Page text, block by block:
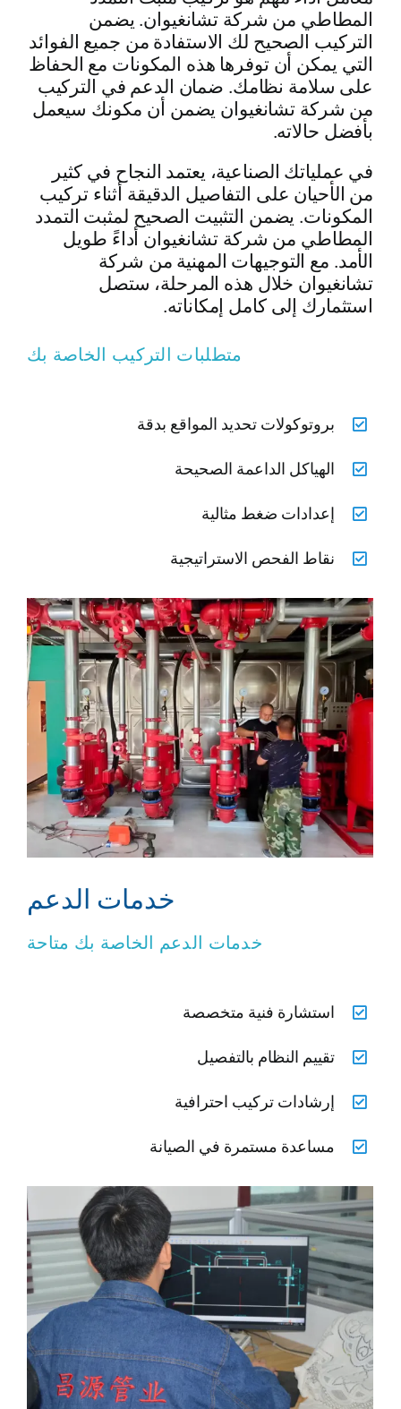
المطاطي من شركة تشانغيوان. يضمن
التركيب الصحيح لك الاستفادة من جميع الفوائد
التي يمكن أن توفرها هذه المكونات مع الحفاظ
على سلامة نظامك. ضمان الدعم في التركيب
من شركة تشانغيوان يضمن أن مكونك سيعمل
بأفضل حالاته.
في عملياتك الصناعية، يعتمد النجاح في كثير
من الأحيان على التفاصيل الدقيقة أثناء تركيب
المكونات. يضمن التثبيت الصحيح لمثبت التمدد
المطاطي من شركة تشانغيوان أداءً طويل
الأمد. مع التوجيهات المهنية من شركة
تشانغيوان خلال هذه المرحلة، ستصل
استثمارك إلى كامل إمكاناته.
متطلبات التركيب الخاصة بك
بروتوكولات تحديد المواقع بدقة
الهياكل الداعمة الصحيحة
إعدادات ضغط مثالية
نقاط الفحص الاستراتيجية
خدمات الدعم
خدمات الدعم الخاصة بك متاحة
استشارة فنية متخصصة
تقييم النظام بالتفصيل
إرشادات تركيب احترافية
مساعدة مستمرة في الصيانة